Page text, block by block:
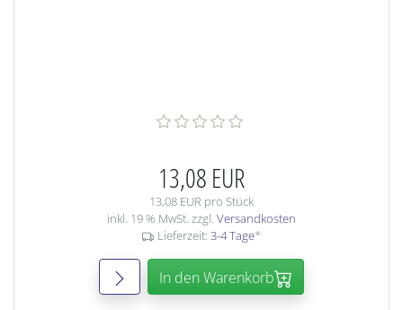
13,08 EUR
13,08 EUR pro Stück
inkl. 19 % MwSt. zzgl. Versandkosten
Lieferzeit: 3-4 Tage*
In den Warenkorb